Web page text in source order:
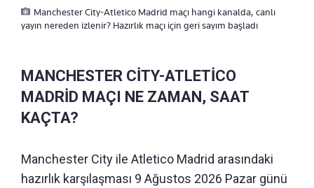
Manchester City-Atletico Madrid maçı hangi kanalda, canlı
yayın nereden izlenir? Hazırlık maçı için geri sayım başladı
MANCHESTER CİTY-ATLETİCO
MADRİD MAÇI NE ZAMAN, SAAT
KAÇTA?
Manchester City ile Atletico Madrid arasındaki
hazırlık karşılaşması 9 Ağustos 2026 Pazar günü